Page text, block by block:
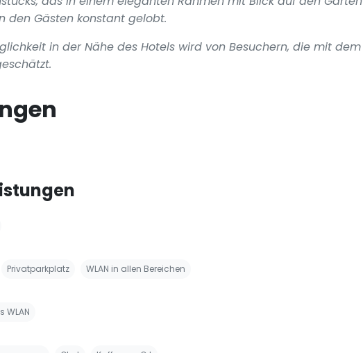
den Gästen konstant gelobt.
in der Nähe des Hotels wird von Besuchern, die mit dem
Privatparkplatz WLAN in allen Bereichen
WLAN